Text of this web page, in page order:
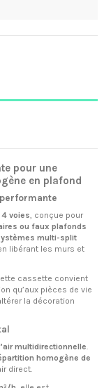
pour une
en plafond
voies, conçue pour
ou faux plafonds
multi-split
libérant les murs et
cassette convient
qu’aux pièces de vie
la décoration
multidirectionnelle.
homogène de
direct.